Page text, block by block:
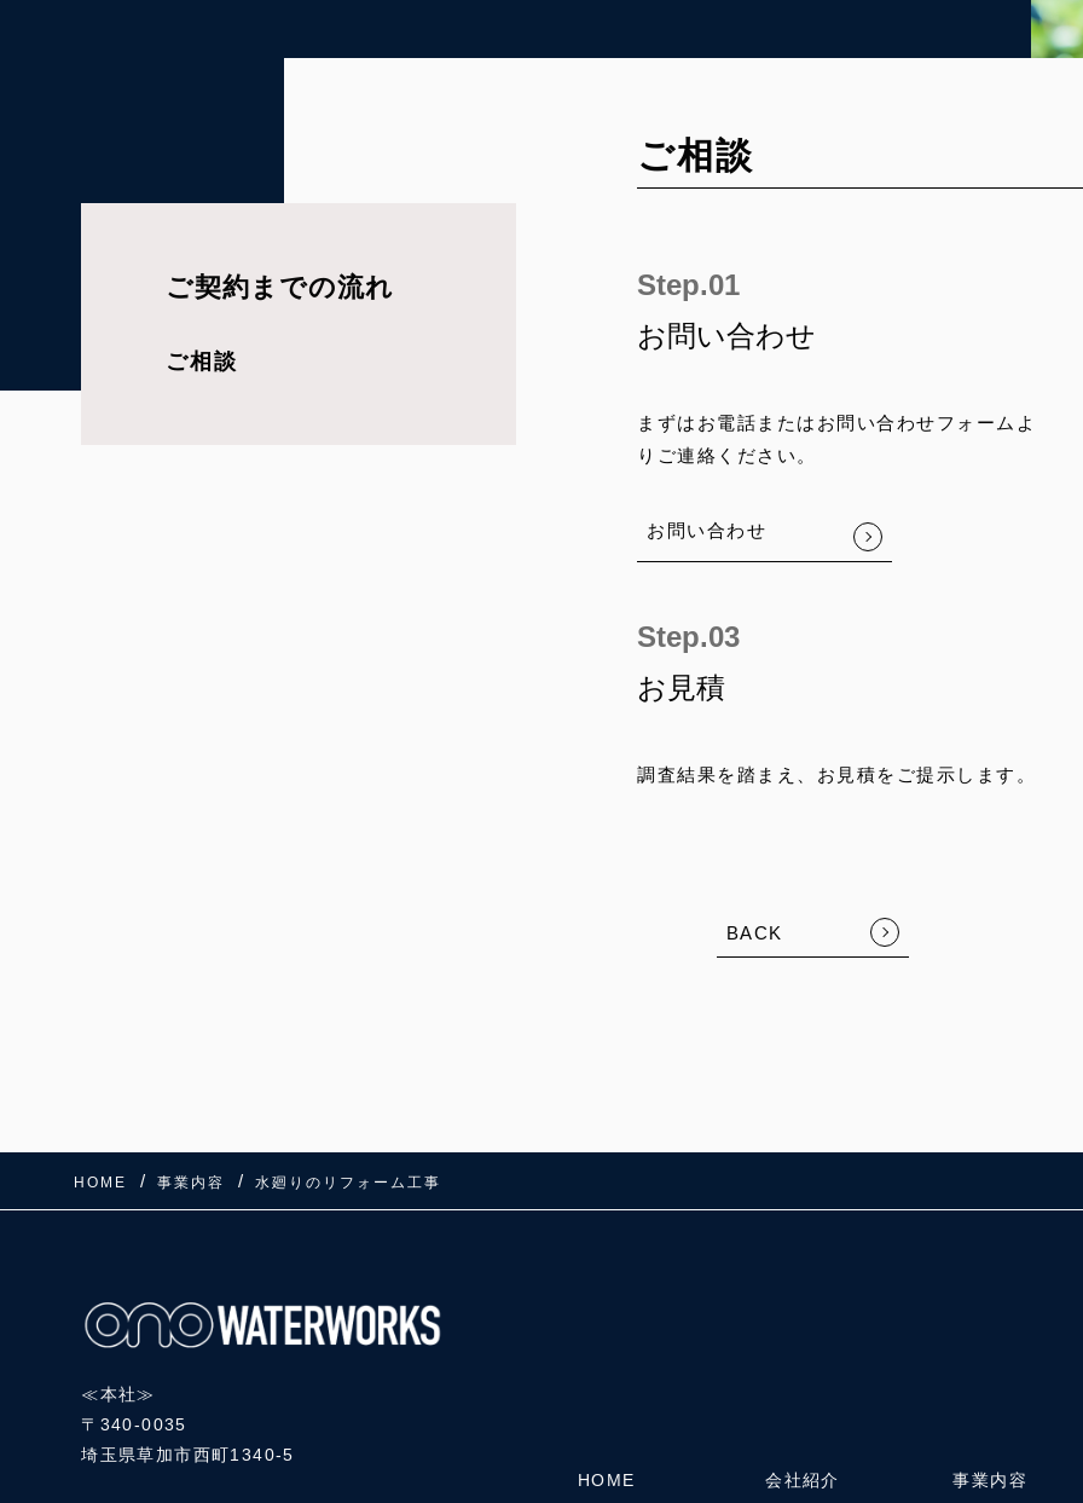
ご契約までの流れ
ご相談
ご相談
お問い合わせ
まずはお電話またはお問い合わせフォームよ
りご連絡ください。
お問い合わせ
お見積
調査結果を踏まえ、お見積をご提示します。
BACK
HOME 事業内容 水廻りのリフォーム工事
≪本社≫
〒340-0035
埼玉県草加市西町1340-5
HOME
会社紹介 事業内容